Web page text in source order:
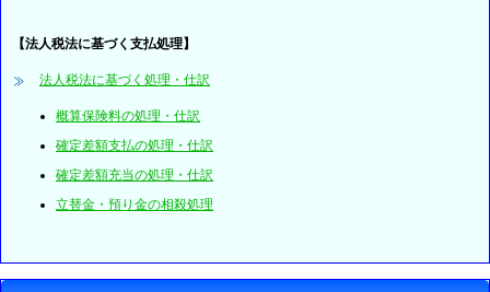
【法人税法に基づく支払処理】
法人税法に基づく処理・仕訳
概算保険料の処理・仕訳
確定差額支払の処理・仕訳
確定差額充当の処理・仕訳
立替金・預り金の相殺処理